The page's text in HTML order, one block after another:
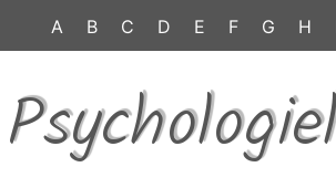
A B C D E F G H